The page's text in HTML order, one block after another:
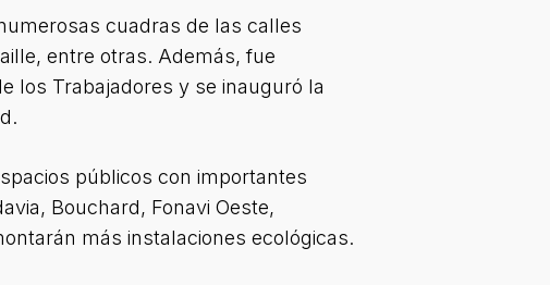
cuadras de las calles
entre otras. Además, fue
los Trabajadores y se inauguró la
públicos con importantes
Bouchard, Fonavi Oeste,
más instalaciones ecológicas.